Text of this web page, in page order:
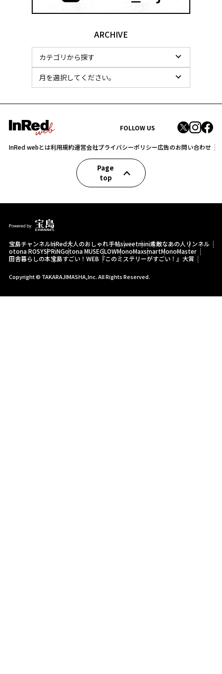
ARCHIVE
FOLLOW US
InRed webとは利用規約運営会社プライバシーポリシー広告のお問い合わせ
Page
top
宝島チャンネルInRed大人のおしゃれ手帖sweetmini素敵なあの人 リンネル
otona ROSYSPRiNGotona MUSEGLOWMonoMaxsmartMonoMaster
田舎暮らしの本宝島すごい！WEB 『このミステリーがすごい！』大賞
Copyright © TAKARAJIMASHA,Inc. All Rights Reserved.